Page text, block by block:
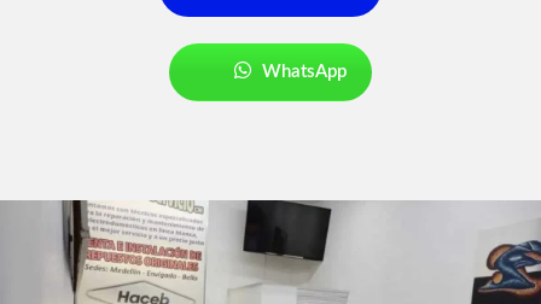
WhatsApp